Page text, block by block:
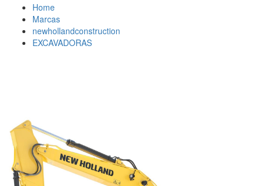
Home
Marcas
newhollandconstruction
EXCAVADORAS